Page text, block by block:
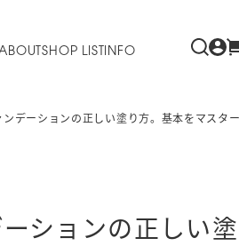
SHOP LIST INFO
ンデーションの正しい塗り方。基本をマスタ
ーションの正しい